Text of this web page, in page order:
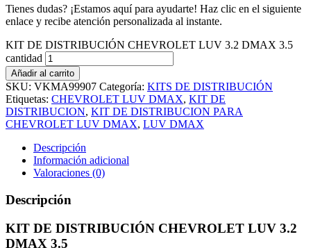
Tienes dudas? ¡Estamos aquí para ayudarte! Haz clic en el siguiente
enlace y recibe atención personalizada al instante.
KIT DE DISTRIBUCIÓN CHEVROLET LUV 3.2 DMAX 3.5
cantidad
Añadir al carrito
SKU: VKMA99907 Categoría: KITS DE DISTRIBUCIÓN
Etiquetas: CHEVROLET LUV DMAX, KIT DE
DISTRIBUCION, KIT DE DISTRIBUCION PARA
CHEVROLET LUV DMAX, LUV DMAX
Descripción
Información adicional
Valoraciones (0)
Descripción
KIT DE DISTRIBUCIÓN CHEVROLET LUV 3.2
DMAX 3.5